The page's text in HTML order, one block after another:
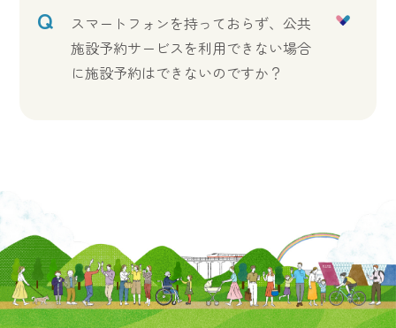
Q
スマートフォンを持っておらず、公共
施設予約サービスを利用できない場合
に施設予約はできないのですか？